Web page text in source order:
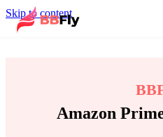
Skip to content
Amazon